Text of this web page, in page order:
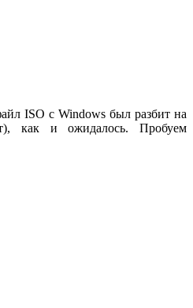
ISO с Windows был разбит на
как и ожидалось. Пробуем